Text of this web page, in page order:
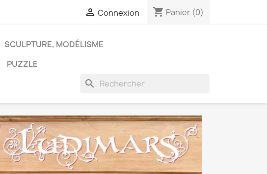
 Connexion shopping_cart Panier (0)
SCULPTURE, MODÉLISME
PUZZLE
search